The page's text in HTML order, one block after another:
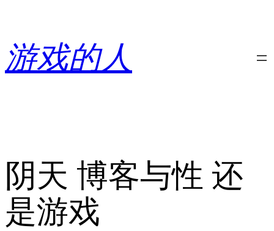
内
容
游戏的人
阴天 博客与性 还
是游戏